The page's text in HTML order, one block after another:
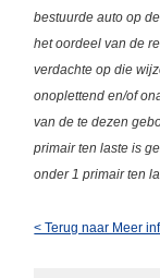
bestuurde auto op
het oordeel van de
verdachte op die
onoplettend en/of
van de te dezen
primair ten laste is
onder 1 primair ten
< Terug naar Meer